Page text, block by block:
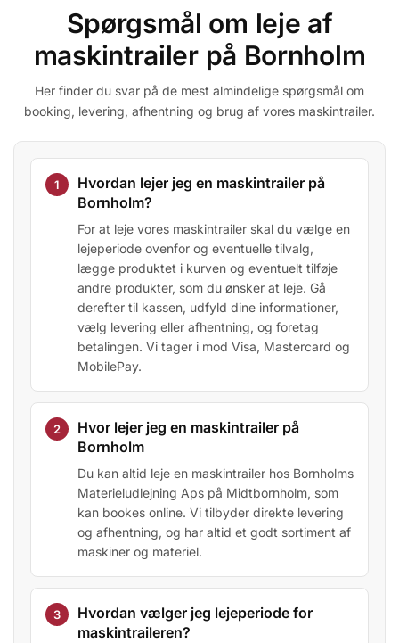
Spørgsmål om leje af
maskintrailer på Bornholm
Her finder du svar på de mest almindelige spørgsmål om
booking, levering, afhentning og brug af vores maskintrailer.
Hvordan lejer jeg en maskintrailer på
Bornholm?
For at leje vores maskintrailer skal du vælge en
lejeperiode ovenfor og eventuelle tilvalg,
lægge produktet i kurven og eventuelt tilføje
andre produkter, som du ønsker at leje. Gå
derefter til kassen, udfyld dine informationer,
vælg levering eller afhentning, og foretag
betalingen. Vi tager i mod Visa, Mastercard og
MobilePay.
Hvor lejer jeg en maskintrailer på
Bornholm
Du kan altid leje en maskintrailer hos Bornholms
Materieludlejning Aps på Midtbornholm, som
kan bookes online. Vi tilbyder direkte levering
og afhentning, og har altid et godt sortiment af
maskiner og materiel.
Hvordan vælger jeg lejeperiode for
maskintraileren?